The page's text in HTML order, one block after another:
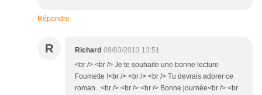
Répondre
R Richard 09/03/2013 13:51
<br /> <br /> Je te souhaite une bonne lecture
Foumette !<br /> <br /> <br /> Tu devrais adorer ce
roman...<br /> <br /> <br /> Bonne journée<br /> <br